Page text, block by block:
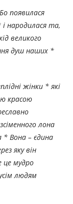
появилася
народилася та,
великого
душ наших *
жінки * які
красою
лона
* Вона – єдина
яку він
це мудро
людям